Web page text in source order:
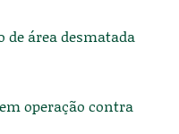
de área desmatada
operação contra